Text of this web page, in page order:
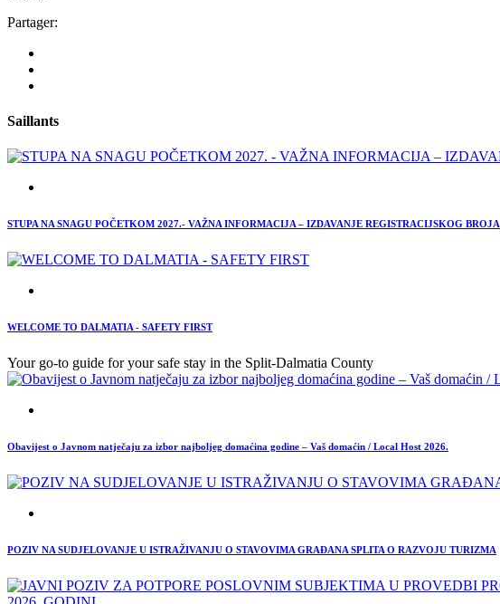
Partager:
Saillants
STUPA NA SNAGU POČETKOM 2027.- VAŽNA INFORMACIJA – IZDAVANJE REGISTRACIJSKOG BROJA
WELCOME TO DALMATIA - SAFETY FIRST
Your go-to guide for your safe stay in the Split-Dalmatia County
Obavijest o Javnom natječaju za izbor najboljeg domaćina godine – Vaš domaćin / Local Host 2026.
POZIV NA SUDJELOVANJE U ISTRAŽIVANJU O STAVOVIMA GRAĐANA SPLITA O RAZVOJU TURIZMA